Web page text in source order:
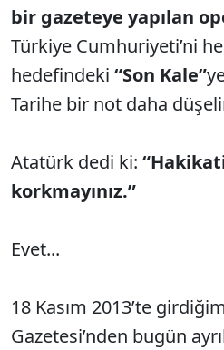
bir gazeteye yapılan
Türkiye Cumhuriyeti’ni
hedefindeki “Son Kale”
Tarihe bir not daha
Atatürk dedi ki:
korkmayınız.”
Evet...
18 Kasım 2013’te
Gazetesi’nden bugün